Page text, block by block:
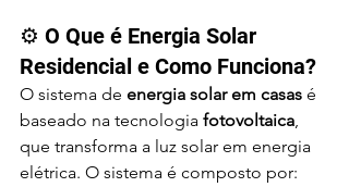
⚙️ O Que é Energia Solar
Residencial e Como Funciona?
O sistema de energia solar em casas é
baseado na tecnologia fotovoltaica,
que transforma a luz solar em energia
elétrica. O sistema é composto por: